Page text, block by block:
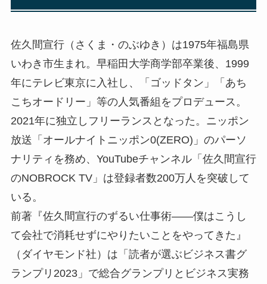
佐久間宣行（さくま・のぶゆき）は1975年福島県
いわき市生まれ。早稲田大学商学部卒業後、1999
年にテレビ東京に入社し、「ゴッドタン」「あち
こちオードリー」等の人気番組をプロデュース。
2021年に独立しフリーランスとなった。ニッポン
放送「オールナイトニッポン0(ZERO)」のパーソ
ナリティを務め、YouTubeチャンネル「佐久間宣行
のNOBROCK TV」は登録者数200万人を突破して
いる。
前著『佐久間宣行のずるい仕事術――僕はこうし
て会社で消耗せずにやりたいことをやってきた』
（ダイヤモンド社）は「読者が選ぶビジネス書グ
ランプリ2023」で総合グランプリとビジネス実務